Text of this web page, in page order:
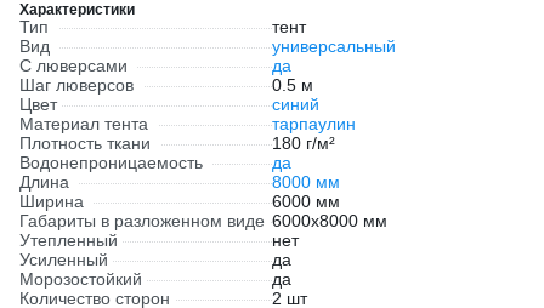
Характеристики
Тип
тент
Вид
универсальный
С люверсами
да
Шаг люверсов
0.5 м
Цвет
синий
Материал тента
тарпаулин
Плотность ткани
180 г/м²
Водонепроницаемость
да
Длина
8000 мм
Ширина
6000 мм
Габариты в разложенном виде 6000х8000 мм
Утепленный
нет
Усиленный
да
Морозостойкий
да
Количество сторон
2 шт